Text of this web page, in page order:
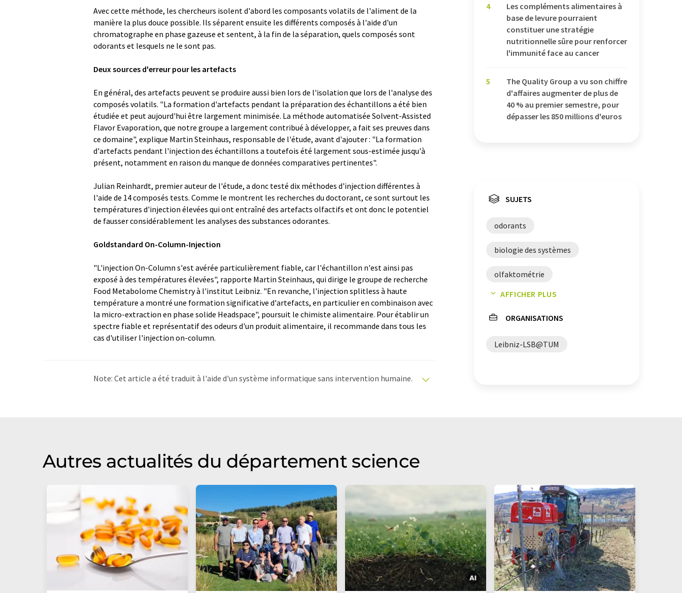
Avec cette méthode, les chercheurs isolent d'abord les composants volatils de l'aliment de la
manière la plus douce possible. Ils séparent ensuite les différents composés à l'aide d'un
chromatographe en phase gazeuse et sentent, à la fin de la séparation, quels composés sont
odorants et lesquels ne le sont pas.
Deux sources d'erreur pour les artefacts
En général, des artefacts peuvent se produire aussi bien lors de l'isolation que lors de l'analyse des
composés volatils. "La formation d'artefacts pendant la préparation des échantillons a été bien
étudiée et peut aujourd'hui être largement minimisée. La méthode automatisée Solvent-Assisted
Flavor Evaporation, que notre groupe a largement contribué à développer, a fait ses preuves dans
ce domaine", explique Martin Steinhaus, responsable de l'étude, avant d'ajouter : "La formation
d'artefacts pendant l'injection des échantillons a toutefois été largement sous-estimée jusqu'à
présent, notamment en raison du manque de données comparatives pertinentes".
Julian Reinhardt, premier auteur de l'étude, a donc testé dix méthodes d'injection différentes à
l'aide de 14 composés tests. Comme le montrent les recherches du doctorant, ce sont surtout les
températures d'injection élevées qui ont entraîné des artefacts olfactifs et ont donc le potentiel
de fausser considérablement les analyses des substances odorantes.
Goldstandard On-Column-Injection
"L'injection On-Column s'est avérée particulièrement fiable, car l'échantillon n'est ainsi pas
exposé à des températures élevées", rapporte Martin Steinhaus, qui dirige le groupe de recherche
Food Metabolome Chemistry à l'institut Leibniz. "En revanche, l'injection splitless à haute
température a montré une formation significative d'artefacts, en particulier en combinaison avec
la micro-extraction en phase solide Headspace", poursuit le chimiste alimentaire. Pour établir un
spectre fiable et représentatif des odeurs d'un produit alimentaire, il recommande dans tous les
cas d'utiliser l'injection on-column.
Note: Cet article a été traduit à l'aide d'un système informatique sans intervention humaine.
4
Les compléments alimentaires à
base de levure pourraient
constituer une stratégie
nutritionnelle sûre pour renforcer
l'immunité face au cancer
5
The Quality Group a vu son chiffre
d'affaires augmenter de plus de
40 % au premier semestre, pour
dépasser les 850 millions d'euros
SUJETS
odorants
biologie des systèmes
olfaktométrie
micro-extraction en phase solide
AFFICHER PLUS
ORGANISATIONS
Leibniz-LSB@TUM
Autres actualités du département science